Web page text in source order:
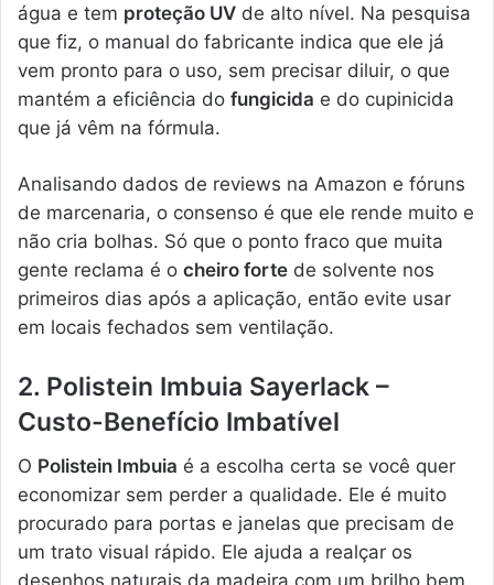
água e tem proteção UV de alto nível. Na pesquisa
que fiz, o manual do fabricante indica que ele já
vem pronto para o uso, sem precisar diluir, o que
mantém a eficiência do fungicida e do cupinicida
que já vêm na fórmula.
Analisando dados de reviews na Amazon e fóruns
de marcenaria, o consenso é que ele rende muito e
não cria bolhas. Só que o ponto fraco que muita
gente reclama é o cheiro forte de solvente nos
primeiros dias após a aplicação, então evite usar
em locais fechados sem ventilação.
2. Polistein Imbuia Sayerlack –
Custo-Benefício Imbatível
O Polistein Imbuia é a escolha certa se você quer
economizar sem perder a qualidade. Ele é muito
procurado para portas e janelas que precisam de
um trato visual rápido. Ele ajuda a realçar os